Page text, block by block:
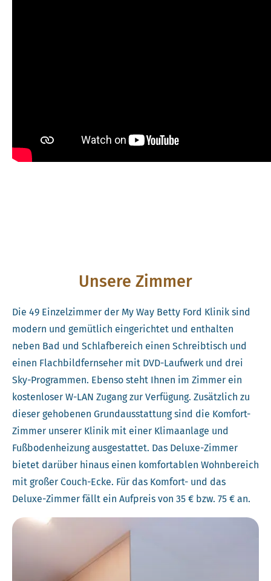
Unsere Zimmer
Die 49 Einzelzimmer der My Way Betty Ford Klinik sind
modern und gemütlich eingerichtet und enthalten
neben Bad und Schlafbereich einen Schreibtisch und
einen Flachbildfernseher mit DVD-Laufwerk und drei
Sky-Programmen. Ebenso steht Ihnen im Zimmer ein
kostenloser W-LAN Zugang zur Verfügung. Zusätzlich zu
dieser gehobenen Grundausstattung sind die Komfort-
Zimmer unserer Klinik mit einer Klimaanlage und
Fußbodenheizung ausgestattet. Das Deluxe-Zimmer
bietet darüber hinaus einen komfortablen Wohnbereich
mit großer Couch-Ecke. Für das Komfort- und das
Deluxe-Zimmer fällt ein Aufpreis von 35 € bzw. 75 € an.